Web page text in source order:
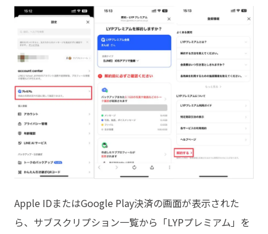
Apple IDまたはGoogle Play決済の画面が表示された
ら、サブスクリプション一覧から「LYPプレミアム」を